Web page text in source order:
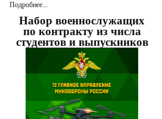
Подробнее...
Набор военнослужащих
по контракту из числа
студентов и выпускников